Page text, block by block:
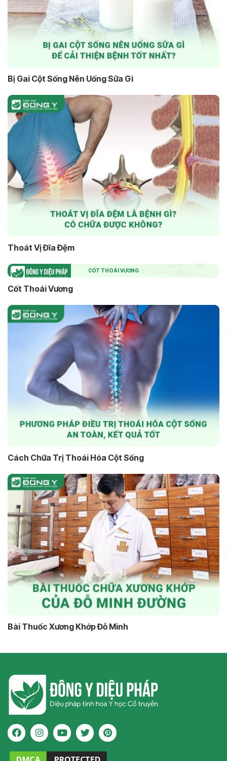
Bị Gai Cột Sống Nên Uống Sữa Gì
Thoát Vị Đĩa Đệm
CỐT THOÁI VƯƠNG
Cốt Thoái Vương
Cách Chữa Trị Thoái Hóa Cột Sống
Bài Thuốc Xương Khớp Đỗ Minh